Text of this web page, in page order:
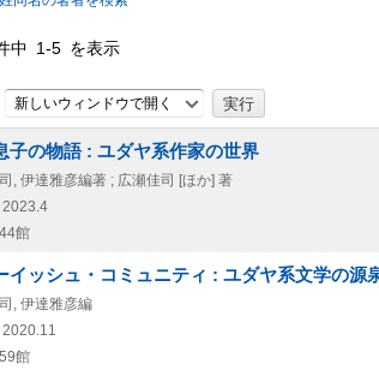
中 1-5 を表示
新しいウィンドウで開く
子の物語 : ユダヤ系作家の世界
, 伊達雅彦編著 ; 広瀬佳司 [ほか] 著
2023.4
館
イッシュ・コミュニティ : ユダヤ系文学の源
, 伊達雅彦編
2020.11
館